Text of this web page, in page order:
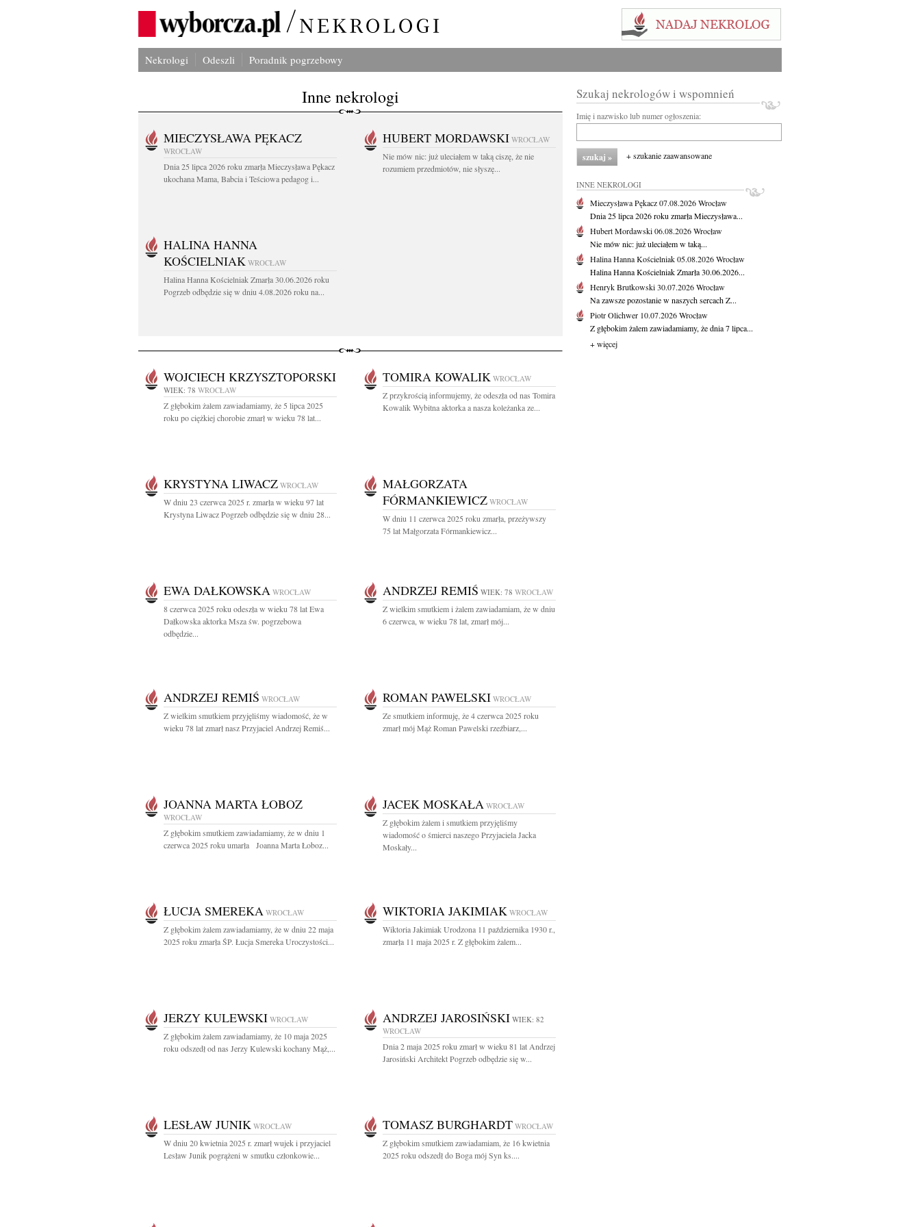
Nekrologi Odeszli Poradnik pogrzebowy
Inne nekrologi
MIECZYSŁAWA PĘKACZ
WROCŁAW
Dnia 25 lipca 2026 roku zmarła Mieczysława Pękacz
ukochana Mama, Babcia i Teściowa pedagog i...
HUBERT MORDAWSKI WROCŁAW
Nie mów nic: już uleciałem w taką ciszę, że nie
rozumiem przedmiotów, nie słyszę...
HALINA HANNA
KOŚCIELNIAK WROCŁAW
Halina Hanna Kościelniak Zmarła 30.06.2026 roku
Pogrzeb odbędzie się w dniu 4.08.2026 roku na...
WOJCIECH KRZYSZTOPORSKI
WIEK: 78 WROCŁAW
Z głębokim żalem zawiadamiamy, że 5 lipca 2025
roku po ciężkiej chorobie zmarł w wieku 78 lat...
TOMIRA KOWALIK WROCŁAW
Z przykrością informujemy, że odeszła od nas Tomira
Kowalik Wybitna aktorka a nasza koleżanka ze...
KRYSTYNA LIWACZ WROCŁAW
W dniu 23 czerwca 2025 r. zmarła w wieku 97 lat
Krystyna Liwacz Pogrzeb odbędzie się w dniu 28...
MAŁGORZATA
FÓRMANKIEWICZ WROCŁAW
W dniu 11 czerwca 2025 roku zmarła, przeżywszy
75 lat Małgorzata Fórmankiewicz...
EWA DAŁKOWSKA WROCŁAW
8 czerwca 2025 roku odeszła w wieku 78 lat Ewa
Dałkowska aktorka Msza św. pogrzebowa
odbędzie...
ANDRZEJ REMIŚ WIEK: 78 WROCŁAW
Z wielkim smutkiem i żalem zawiadamiam, że w dniu
6 czerwca, w wieku 78 lat, zmarł mój...
ANDRZEJ REMIŚ WROCŁAW
Z wielkim smutkiem przyjęliśmy wiadomość, że w
wieku 78 lat zmarł nasz Przyjaciel Andrzej Remiś...
ROMAN PAWELSKI WROCŁAW
Ze smutkiem informuję, że 4 czerwca 2025 roku
zmarł mój Mąż Roman Pawelski rzeźbiarz,...
JOANNA MARTA ŁOBOZ
WROCŁAW
Z głębokim smutkiem zawiadamiamy, że w dniu 1
czerwca 2025 roku umarła Joanna Marta Łoboz...
JACEK MOSKAŁA WROCŁAW
Z głębokim żalem i smutkiem przyjęliśmy
wiadomość o śmierci naszego Przyjaciela Jacka
Moskały...
ŁUCJA SMEREKA WROCŁAW
Z głębokim żalem zawiadamiamy, że w dniu 22 maja
2025 roku zmarła ŚP. Łucja Smereka Uroczystości...
WIKTORIA JAKIMIAK WROCŁAW
Wiktoria Jakimiak Urodzona 11 października 1930 r.,
zmarła 11 maja 2025 r. Z głębokim żalem...
JERZY KULEWSKI WROCŁAW
Z głębokim żalem zawiadamiamy, że 10 maja 2025
roku odszedł od nas Jerzy Kulewski kochany Mąż,...
ANDRZEJ JAROSIŃSKI WIEK: 82
WROCŁAW
Dnia 2 maja 2025 roku zmarł w wieku 81 lat Andrzej
Jarosiński Architekt Pogrzeb odbędzie się w...
LESŁAW JUNIK WROCŁAW
W dniu 20 kwietnia 2025 r. zmarł wujek i przyjaciel
Lesław Junik pogrążeni w smutku członkowie...
TOMASZ BURGHARDT WROCŁAW
Z głębokim smutkiem zawiadamiam, że 16 kwietnia
2025 roku odszedł do Boga mój Syn ks....
Szukaj nekrologów i wspomnień
Imię i nazwisko lub numer ogłoszenia:
+ szukanie zaawansowane
INNE NEKROLOGI
Mieczysława Pękacz07.08.2026Wrocław
Dnia 25 lipca 2026 roku zmarła Mieczysława...
Hubert Mordawski06.08.2026Wrocław
Nie mów nic: już uleciałem w taką...
Halina Hanna Kościelniak05.08.2026Wrocław
Halina Hanna Kościelniak Zmarła 30.06.2026...
Henryk Brutkowski30.07.2026Wrocław
Na zawsze pozostanie w naszych sercach Z...
Piotr Olichwer 10.07.2026Wrocław
Z głębokim żalem zawiadamiamy, że dnia 7 lipca...
+ więcej